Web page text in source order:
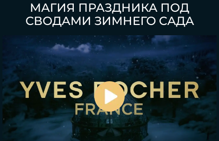
МАГИЯ ПРАЗДНИКА ПОД
СВОДАМИ ЗИМНЕГО САДА